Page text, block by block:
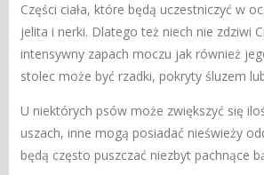
Części ciała, które będą uczestniczyć w
jelita i nerki. Dlatego też niech nie zdziwi
intensywny zapach moczu jak również
stolec może być rzadki, pokryty śluzem
U niektórych psów może zwiększyć się
uszach, inne mogą posiadać nieświeży
będą często puszczać niezbyt pachnące